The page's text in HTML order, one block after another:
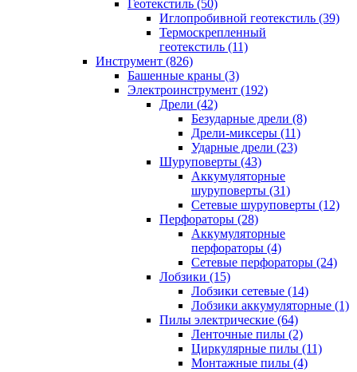
Геотекстиль (50)
Иглопробивной геотекстиль (39)
Термоскрепленный
геотекстиль (11)
Инструмент (826)
Башенные краны (3)
Электроинструмент (192)
Дрели (42)
Безударные дрели (8)
Дрели-миксеры (11)
Ударные дрели (23)
Шуруповерты (43)
Аккумуляторные
шуруповерты (31)
Сетевые шуруповерты (12)
Перфораторы (28)
Аккумуляторные
перфораторы (4)
Сетевые перфораторы (24)
Лобзики (15)
Лобзики сетевые (14)
Лобзики аккумуляторные (1)
Пилы электрические (64)
Ленточные пилы (2)
Циркулярные пилы (11)
Монтажные пилы (4)